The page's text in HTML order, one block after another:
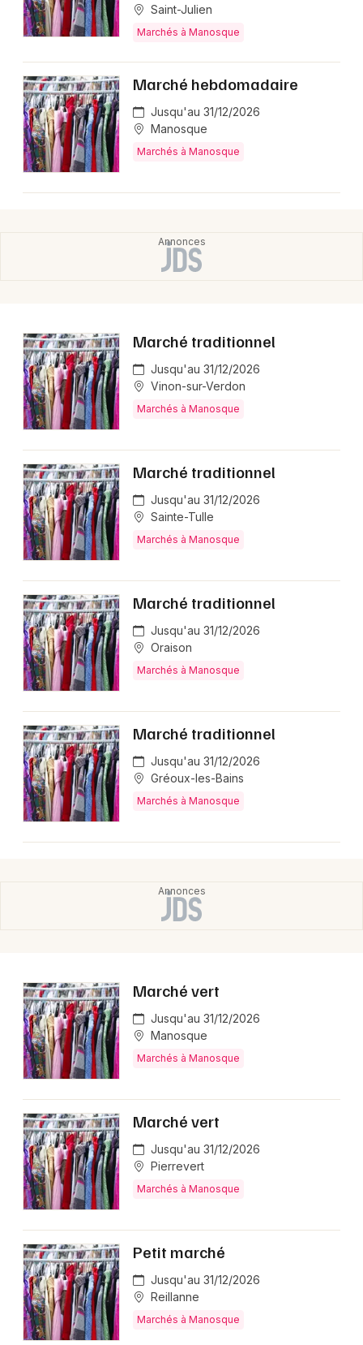
Artistes en tournée
Magazine à Manosque
Mon email
Je m'abonne
Saint-Julien
Marchés à Manosque
Marché hebdomadaire
Jusqu'au 31/12/2026
Manosque
Marchés à Manosque
Marché traditionnel
Jusqu'au 31/12/2026
Vinon-sur-Verdon
Marchés à Manosque
Marché traditionnel
Jusqu'au 31/12/2026
Sainte-Tulle
Marchés à Manosque
Marché traditionnel
Jusqu'au 31/12/2026
Oraison
Marchés à Manosque
Marché traditionnel
Jusqu'au 31/12/2026
Gréoux-les-Bains
Marchés à Manosque
Marché vert
Jusqu'au 31/12/2026
Manosque
Marchés à Manosque
Marché vert
Jusqu'au 31/12/2026
Pierrevert
Marchés à Manosque
Petit marché
Jusqu'au 31/12/2026
Reillanne
Marchés à Manosque